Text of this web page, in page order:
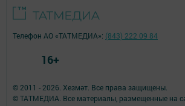
© 2011 - 2026. Хезмәт. Все права защищены.
© ТАТМЕДИА. Все материалы, размещенные на
Телефон АО «ТАТМЕДИА»: (843) 222 09 84
16+